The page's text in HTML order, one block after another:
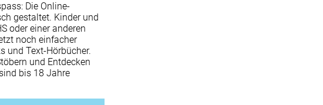
Die Online-
gestaltet. Kinder und
oder einer anderen
noch einfacher
und Text-Hörbücher.
und Entdecken
bis 18 Jahre